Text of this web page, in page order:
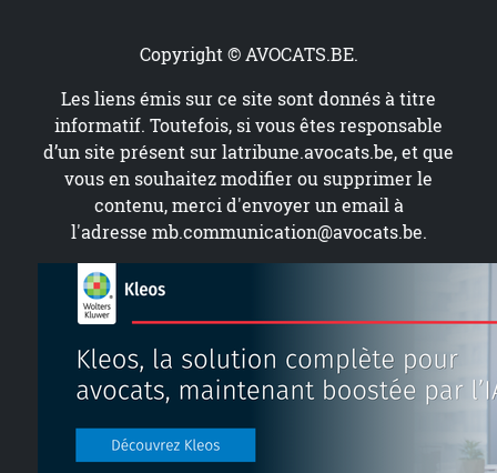
Copyright © AVOCATS.BE.
Les liens émis sur ce site sont donnés à titre
informatif. Toutefois, si vous êtes responsable
d’un site présent surlatribune.avocats.be, et que
vous en souhaitez modifier ou supprimer le
contenu, merci d'envoyer un email à
l'adresse mb.communication@avocats.be.